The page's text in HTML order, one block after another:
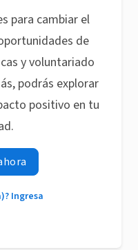
para cambiar el
de
y voluntariado
podrás explorar
positivo en tu
Ingresa